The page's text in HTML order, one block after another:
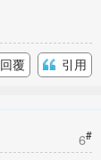
回覆 引用
6#